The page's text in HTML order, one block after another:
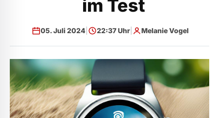
im Test
05. Juli 2024 22:37 Uhr| Melanie Vogel